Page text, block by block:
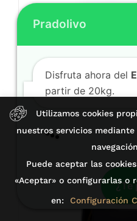
AOVE Pradolivo
Hojiblanca
16,90
Añadir al carrito
Cosecha 2025/2026
Utilizamos cookies
nuestros servicios
Puede aceptar las
«Aceptar» o configurarlas o
en: Configuración
🎁 Aprovecha
🎁
¡Compra ahora!
Si necesitas ayuda,
¿Te